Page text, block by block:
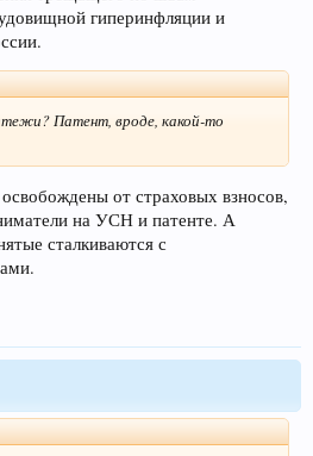
гиперинфляции и
Патент, вроде, какой-то
от страховых взносов,
на УСН и патенте. А
сталкиваются с